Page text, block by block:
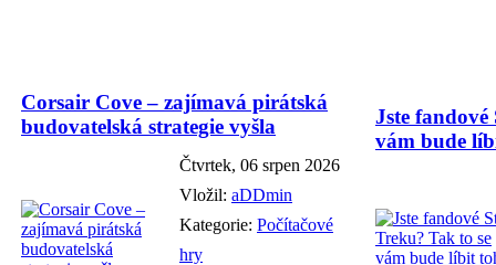
Corsair Cove – zajímavá pirátská
budovatelská strategie vyšla
Čtvrtek, 06 srpen 2026
Vložil: aDDmin
Kategorie: Počítačové
hry
Jste
vám bude